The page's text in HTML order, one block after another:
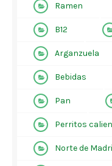
Ramen
B12
Arganzuela
Bebidas
Pan
Perritos
Norte de